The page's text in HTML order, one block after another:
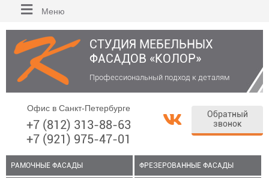
Меню
СТУДИЯ МЕБЕЛЬНЫХ
ФАСАДОВ «КОЛОР»
Профессиональный подход к деталям
Офис в Санкт-Петербурге
+7 (812) 313-88-63
+7 (921) 975-47-01
Обратный
звонок
РАМОЧНЫЕ ФАСАДЫ ФРЕЗЕРОВАННЫЕ ФАСАДЫ